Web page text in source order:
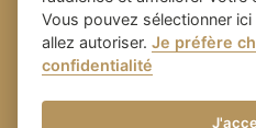
Place du village la
et appli des collectivités
-
Gestion
Vous pouvez sélectionner
allez autoriser.Je préfère
confidentialité